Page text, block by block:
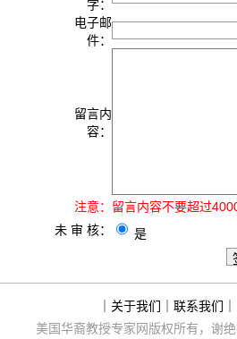
字：
电子邮
件：
留言内
容：
注意： 留言内容不要超过
未 审 核：
是
关于我们 联系我们
美国华裔教授专家网版权所有，谢